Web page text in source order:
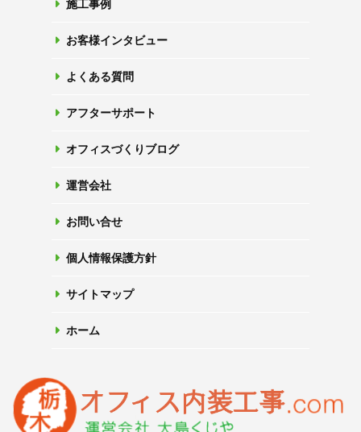
施工事例
お客様インタビュー
よくある質問
アフターサポート
オフィスづくりブログ
運営会社
お問い合せ
個人情報保護方針
サイトマップ
ホーム